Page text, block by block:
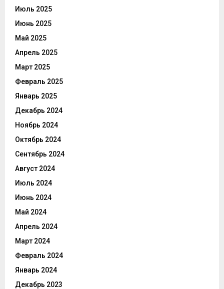
Июль 2025
Июнь 2025
Май 2025
Апрель 2025
Март 2025
Февраль 2025
Январь 2025
Декабрь 2024
Ноябрь 2024
Октябрь 2024
Сентябрь 2024
Август 2024
Июль 2024
Июнь 2024
Май 2024
Апрель 2024
Март 2024
Февраль 2024
Январь 2024
Декабрь 2023